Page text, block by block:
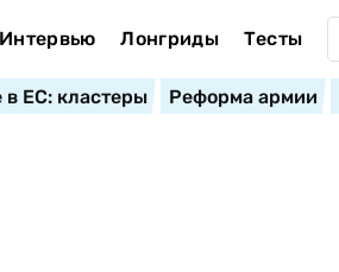
Интервью Лонгриды Тесты
в ЕС: кластеры Реформа армии